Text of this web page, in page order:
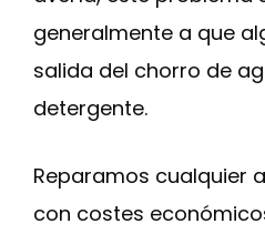
generalmente a que
salida del chorro de
detergente.
Reparamos cualquier
con costes